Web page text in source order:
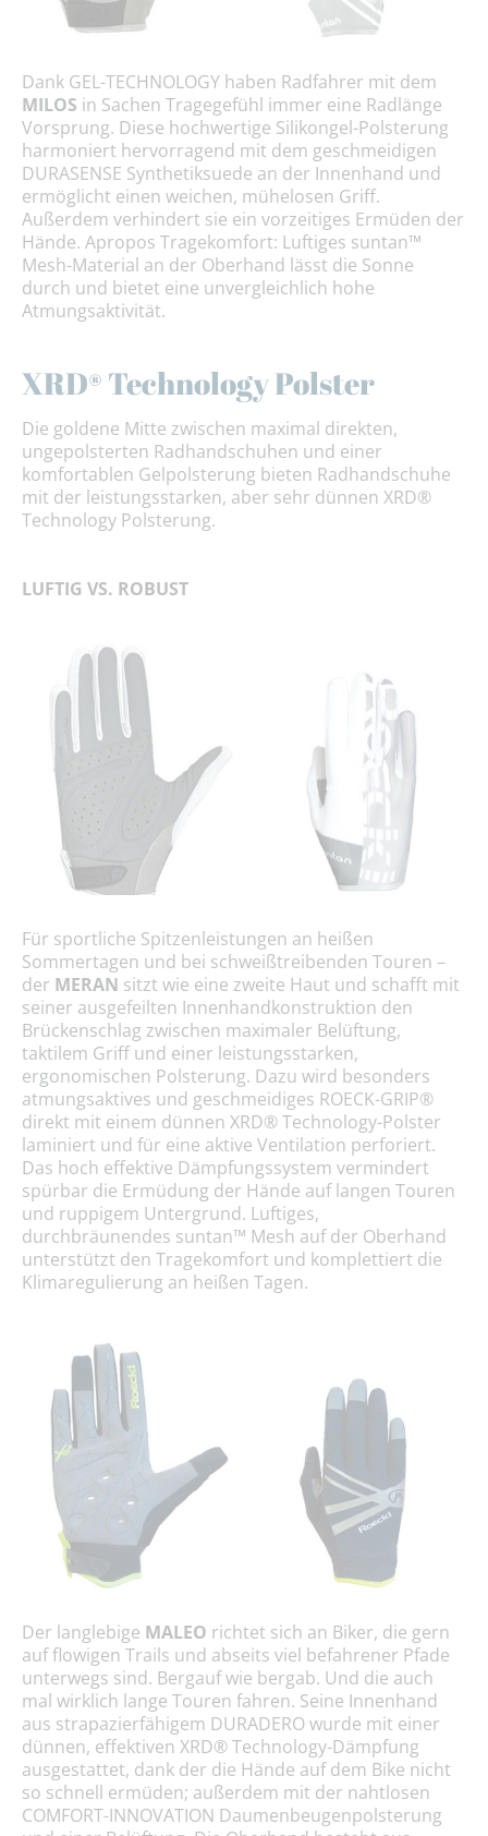
Dank GEL-TECHNOLOGY haben Radfahrer mit dem
MILOS in Sachen Tragegefühl immer eine Radlänge
Vorsprung. Diese hochwertige Silikongel-Polsterung
harmoniert hervorragend mit dem geschmeidigen
DURASENSE Synthetiksuede an der Innenhand und
ermöglicht einen weichen, mühelosen Griff.
Außerdem verhindert sie ein vorzeitiges Ermüden der
Hände. Apropos Tragekomfort: Luftiges suntan™
Mesh-Material an der Oberhand lässt die Sonne
durch und bietet eine unvergleichlich hohe
Atmungsaktivität.
XRD® Technology Polster
Die goldene Mitte zwischen maximal direkten,
ungepolsterten Radhandschuhen und einer
komfortablen Gelpolsterung bieten Radhandschuhe
mit der leistungsstarken, aber sehr dünnen XRD®
Technology Polsterung.
LUFTIG VS. ROBUST
Für sportliche Spitzenleistungen an heißen
Sommertagen und bei schweißtreibenden Touren –
der MERAN sitzt wie eine zweite Haut und schafft mit
seiner ausgefeilten Innenhandkonstruktion den
Brückenschlag zwischen maximaler Belüftung,
taktilem Griff und einer leistungsstarken,
ergonomischen Polsterung. Dazu wird besonders
atmungsaktives und geschmeidiges ROECK-GRIP®
direkt mit einem dünnen XRD® Technology-Polster
laminiert und für eine aktive Ventilation perforiert.
Das hoch effektive Dämpfungssystem vermindert
spürbar die Ermüdung der Hände auf langen Touren
und ruppigem Untergrund. Luftiges,
durchbräunendes suntan™ Mesh auf der Oberhand
unterstützt den Tragekomfort und komplettiert die
Klimaregulierung an heißen Tagen.
Der langlebige MALEO richtet sich an Biker, die gern
auf flowigen Trails und abseits viel befahrener Pfade
unterwegs sind. Bergauf wie bergab. Und die auch
mal wirklich lange Touren fahren. Seine Innenhand
aus strapazierfähigem DURADERO wurde mit einer
dünnen, effektiven XRD® Technology-Dämpfung
ausgestattet, dank der die Hände auf dem Bike nicht
so schnell ermüden; außerdem mit der nahtlosen
COMFORT-INNOVATION Daumenbeugenpolsterung